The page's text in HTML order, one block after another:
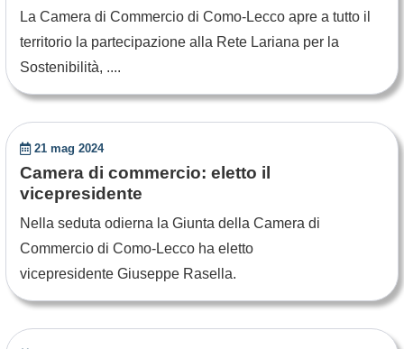
La Camera di Commercio di Como-Lecco apre a tutto il
territorio la partecipazione alla Rete Lariana per la
Sostenibilità, ....
21 mag 2024
Camera di commercio: eletto il
vicepresidente
Nella seduta odierna la Giunta della Camera di
Commercio di Como-Lecco ha eletto
vicepresidente Giuseppe Rasella.